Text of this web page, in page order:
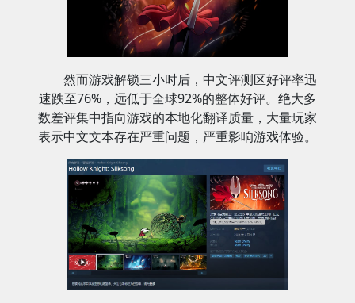
然而游戏解锁三小时后，中文评测区好评率迅
速跌至76%，远低于全球92%的整体好评。绝大多
数差评集中指向游戏的本地化翻译质量，大量玩家
表示中文文本存在严重问题，严重影响游戏体验。